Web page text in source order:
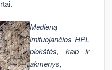
Medieną
imituojančios HPL
plokštės, kaip ir
akmenys,